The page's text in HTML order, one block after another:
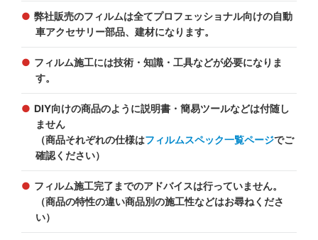
弊社販売のフィルムは全てプロフェッショナル向けの自動
車アクセサリー部品、建材になります。
フィルム施工には技術・知識・工具などが必要になりま
す。
DIY向けの商品のように説明書・簡易ツールなどは付随し
ません
（商品それぞれの仕様はフィルムスペック一覧ページでご
確認ください）
フィルム施工完了までのアドバイスは行っていません。
（商品の特性の違い商品別の施工性などはお尋ねくださ
い）